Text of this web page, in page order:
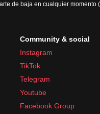
de baja en cualquier
Community & social
Instagram
TikTok
Telegram
Youtube
Facebook Group